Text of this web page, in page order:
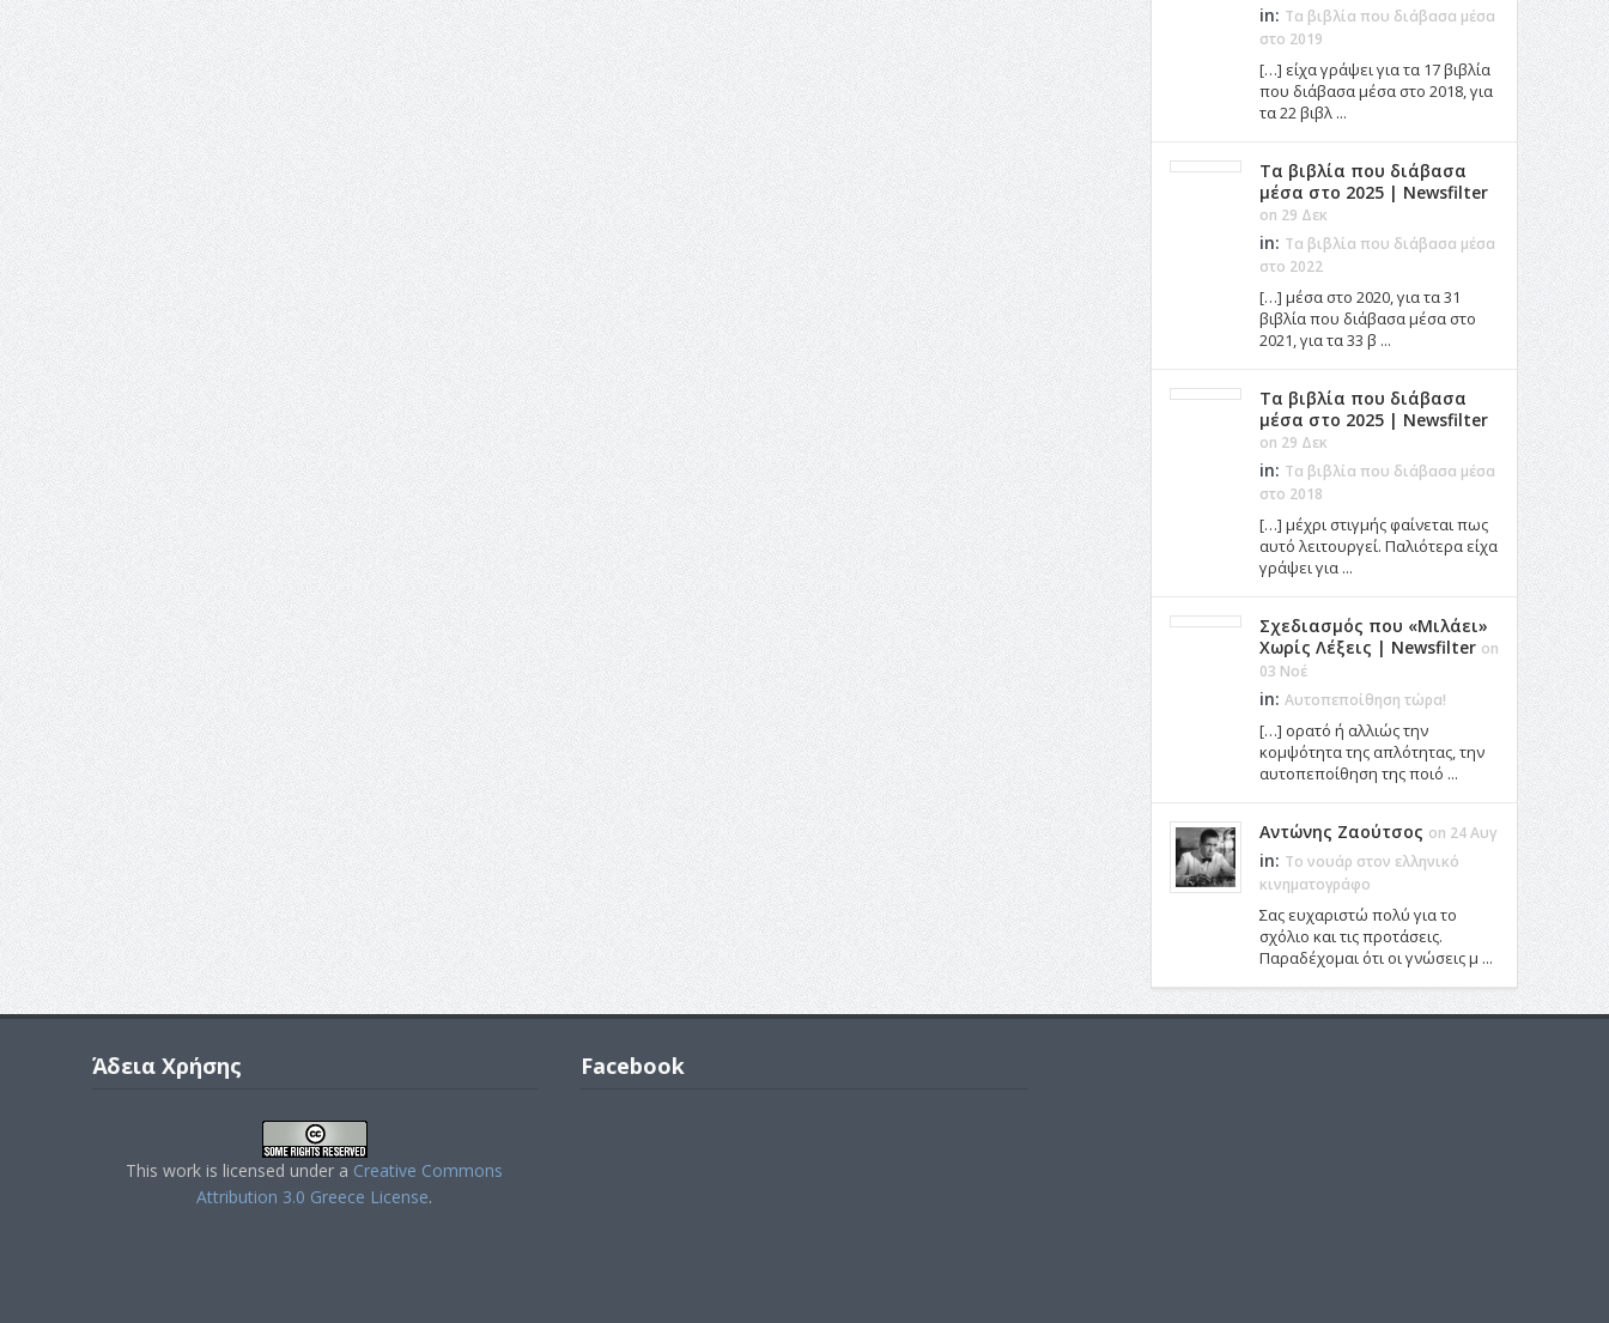
in: Τα βιβλία που διάβασα μέσα
στο 2019
[…] είχα γράψει για τα 17 βιβλία
που διάβασα μέσα στο 2018, για
τα 22 βιβλ ...
Τα βιβλία που διάβασα
μέσα στο 2025 | Newsfilter
on 29 Δεκ
in: Τα βιβλία που διάβασα μέσα
στο 2022
[…] μέσα στο 2020, για τα 31
βιβλία που διάβασα μέσα στο
2021, για τα 33 β ...
Τα βιβλία που διάβασα
μέσα στο 2025 | Newsfilter
on 29 Δεκ
in: Τα βιβλία που διάβασα μέσα
στο 2018
[…] μέχρι στιγμής φαίνεται πως
αυτό λειτουργεί. Παλιότερα είχα
γράψει για ...
Σχεδιασμός που «Μιλάει»
Χωρίς Λέξεις | Newsfilter on
03 Νοέ
in: Αυτοπεποίθηση τώρα!
[…] ορατό ή αλλιώς την
κομψότητα της απλότητας, την
αυτοπεποίθηση της ποιό ...
Αντώνης Ζαούτσος on 24 Αυγ
in: Το νουάρ στον ελληνικό
κινηματογράφο
Σας ευχαριστώ πολύ για το
σχόλιο και τις προτάσεις.
Παραδέχομαι ότι οι γνώσεις μ ...
Άδεια Χρήσης
This work is licensed under a Creative Commons
Attribution 3.0 Greece License.
Facebook